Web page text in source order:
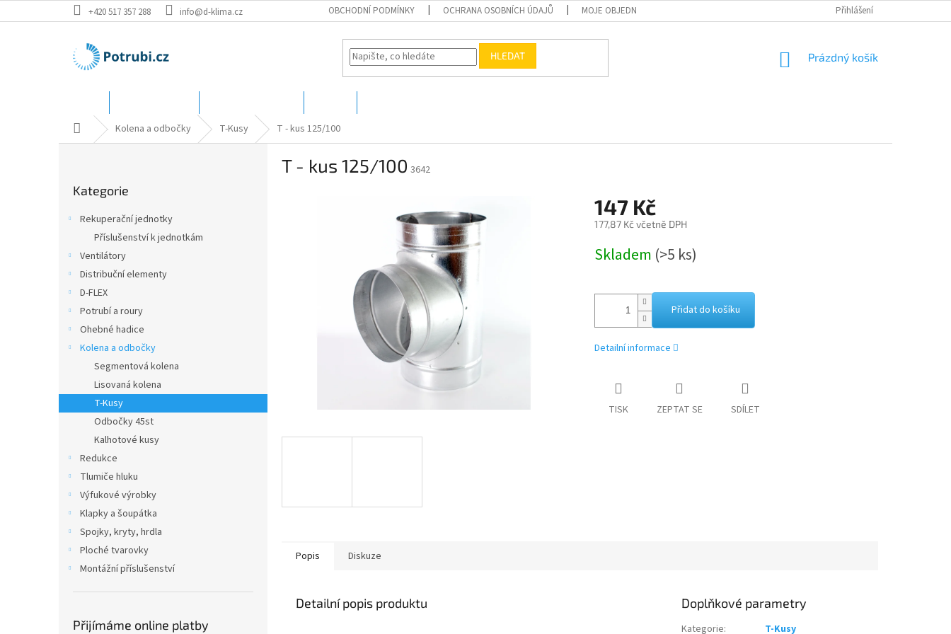
na
+420 517 357 288 info@d-klima.cz OBCHODNÍ PODMÍNKY OCHRANA OSOBNÍCH ÚDAJŮ MOJE OBJEDNÁVKA Přihlášení
HLEDAT
NÁKUPNÍ
Prázdný košík
Domů Kolena a odbočky T-Kusy T - kus 125/100
kategorie
Kategorie
Rekuperační jednotky
Příslušenství k jednotkám
Ventilátory
Distribuční elementy
D-FLEX
Potrubí a roury
Ohebné hadice
Kolena a odbočky
Segmentová kolena
Lisovaná kolena
T-Kusy
Odbočky 45st
Kalhotové kusy
Redukce
Tlumiče hluku
Výfukové výrobky
Klapky a šoupátka
Spojky, kryty, hrdla
Ploché tvarovky
Montážní příslušenství
Přijímáme online platby
T - kus 125/100 3642
147 Kč
177,87 Kč včetně DPH
cena:
Skladem (>5 ks)
Přidat do košíku
Detailní informace
TISK ZEPTAT SE SDÍLET
Popis Diskuze
Detailní popis produktu Doplňkové parametry
Kategorie:
T-Kusy